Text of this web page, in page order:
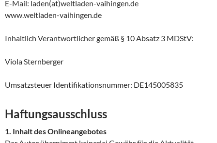
E-Mail: laden(at)weltladen-vaihingen.de
www.weltladen-vaihingen.de
Inhaltlich Verantwortlicher gemäß § 10 Absatz 3 MDStV:
Viola Sternberger
Umsatzsteuer Identifikationsnummer: DE145005835
Haftungsausschluss
1. Inhalt des Onlineangebotes